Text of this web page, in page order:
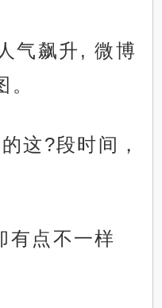
气飙升, 微博
这?段时间，
有点不一样